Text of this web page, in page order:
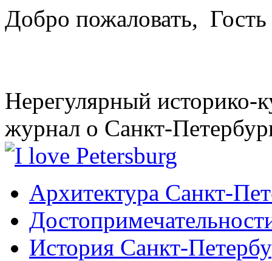
Добро пожаловать, Гость
Нерегулярный историко-
журнал о Санкт-
Архитектура Санкт-
История Санкт-